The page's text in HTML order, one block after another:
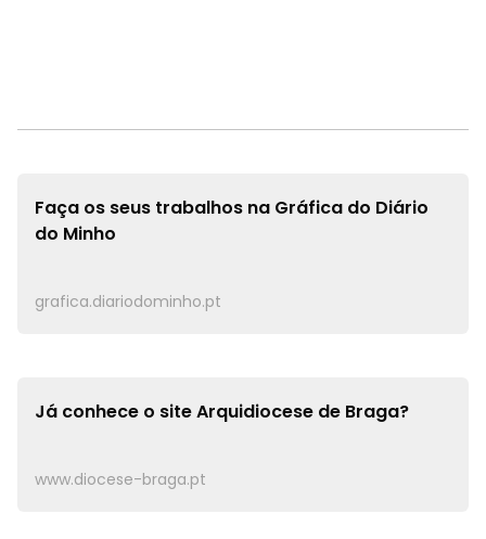
Faça os seus trabalhos na Gráfica do Diário
do Minho
grafica.diariodominho.pt
Já conhece o siteArquidiocese de Braga?
www.diocese-braga.pt